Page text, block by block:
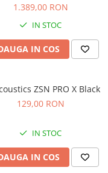
1.389,00 RON
IN STOC
IN COS
ZSN PRO X Black
129,00 RON
IN STOC
IN COS